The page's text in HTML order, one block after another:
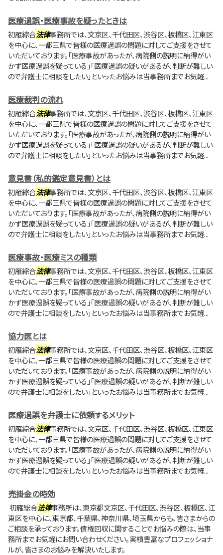
医療過誤・医療事故を疑ったときは
初雁綜合法律事務所では、文京区、千代田区、渋谷区、板橋区、江東区
を中心に、一都三県で皆様の医療過誤の問題に対してご支援をさせて
いただいております。「医療事故があったが、病院側の説明に納得がい
かず医療過誤を疑っている」「医療過誤の疑いがあるが、判断が難しい
ので弁護士に相談をしたい」といったお悩みは当事務所までお気軽...
医療裁判の流れ
初雁綜合法律事務所では、文京区、千代田区、渋谷区、板橋区、江東区
を中心に、一都三県で皆様の医療過誤の問題に対してご支援をさせて
いただいております。「医療事故があったが、病院側の説明に納得がい
かず医療過誤を疑っている」「医療過誤の疑いがあるが、判断が難しい
ので弁護士に相談をしたい」といったお悩みは当事務所までお気軽...
意見書（私的鑑定意見書）とは
初雁綜合法律事務所では、文京区、千代田区、渋谷区、板橋区、江東区
を中心に、一都三県で皆様の医療過誤の問題に対してご支援をさせて
いただいております。「医療事故があったが、病院側の説明に納得がい
かず医療過誤を疑っている」「医療過誤の疑いがあるが、判断が難しい
ので弁護士に相談をしたい」といったお悩みは当事務所までお気軽...
医療事故・医療ミスの種類
初雁綜合法律事務所では、文京区、千代田区、渋谷区、板橋区、江東区
を中心に、一都三県で皆様の医療過誤の問題に対してご支援をさせて
いただいております。「医療事故があったが、病院側の説明に納得がい
かず医療過誤を疑っている」「医療過誤の疑いがあるが、判断が難しい
ので弁護士に相談をしたい」といったお悩みは当事務所までお気軽...
協力医とは
初雁綜合法律事務所では、文京区、千代田区、渋谷区、板橋区、江東区
を中心に、一都三県で皆様の医療過誤の問題に対してご支援をさせて
いただいております。「医療事故があったが、病院側の説明に納得がい
かず医療過誤を疑っている」「医療過誤の疑いがあるが、判断が難しい
ので弁護士に相談をしたい」といったお悩みは当事務所までお気軽...
医療過誤を弁護士に依頼するメリット
初雁綜合法律事務所では、文京区、千代田区、渋谷区、板橋区、江東区
を中心に、一都三県で皆様の医療過誤の問題に対してご支援をさせて
いただいております。「医療事故があったが、病院側の説明に納得がい
かず医療過誤を疑っている」「医療過誤の疑いがあるが、判断が難しい
ので弁護士に相談をしたい」といったお悩みは当事務所までお気軽...
売掛金の時効
初雁総合法律事務所は、東京都文京区、千代田区、渋谷区、板橋区、江
東区を中心に、東京都、千葉県、神奈川県、埼玉県からも、皆さまからの
ご相談を承っております。債権回収に関することでお悩みの際は、当事
務所までお気軽にお問い合わせください。実績豊富なプロフェッショナ
ルが、皆さまのお悩みを解決いたします。